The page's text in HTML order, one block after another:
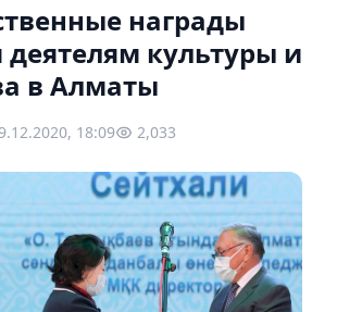
награды
культуры и
в Алматы
18:09 2,033